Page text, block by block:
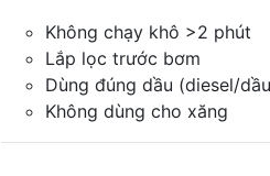
Không chạy khô >2 phút
Lắp lọc trước bơm
Dùng đúng dầu (diesel/
Không dùng cho xăng